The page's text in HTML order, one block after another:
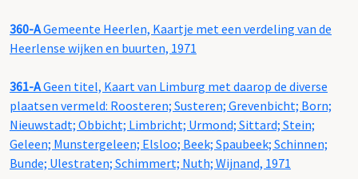
360-AGemeente Heerlen, Kaartje met een verdeling van de
Heerlense wijken en buurten, 1971
361-AGeen titel, Kaart van Limburg met daarop de diverse
plaatsen vermeld: Roosteren; Susteren; Grevenbicht; Born;
Nieuwstadt; Obbicht; Limbricht; Urmond; Sittard; Stein;
Geleen; Munstergeleen; Elsloo; Beek; Spaubeek; Schinnen;
Bunde; Ulestraten; Schimmert; Nuth; Wijnand, 1971